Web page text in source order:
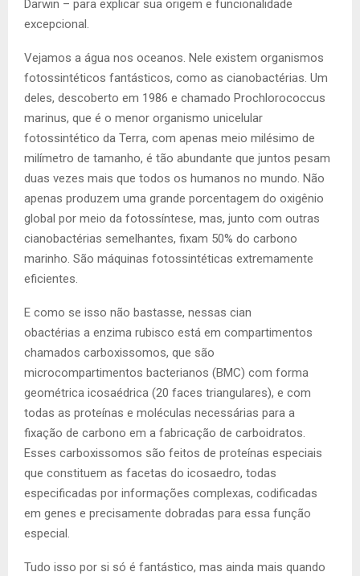
Darwin – para explicar sua origem e funcionalidade
excepcional.
Vejamos a água nos oceanos. Nele existem organismos
fotossintéticos fantásticos, como as cianobactérias. Um
deles, descoberto em 1986 e chamado Prochlorococcus
marinus, que é o menor organismo unicelular
fotossintético da Terra, com apenas meio milésimo de
milímetro de tamanho, é tão abundante que juntos pesam
duas vezes mais que todos os humanos no mundo. Não
apenas produzem uma grande porcentagem do oxigênio
global por meio da fotossíntese, mas, junto com outras
cianobactérias semelhantes, fixam 50% do carbono
marinho. São máquinas fotossintéticas extremamente
eficientes.
E como se isso não bastasse, nessas cian
obactérias a enzima rubisco está em compartimentos
chamados carboxissomos, que são
microcompartimentos bacterianos (BMC) com forma
geométrica icosaédrica (20 faces triangulares), e com
todas as proteínas e moléculas necessárias para a
fixação de carbono em a fabricação de carboidratos.
Esses carboxissomos são feitos de proteínas especiais
que constituem as facetas do icosaedro, todas
especificadas por informações complexas, codificadas
em genes e precisamente dobradas para essa função
especial.
Tudo isso por si só é fantástico, mas ainda mais quando